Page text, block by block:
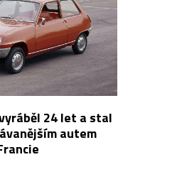
24 let a stal
autem